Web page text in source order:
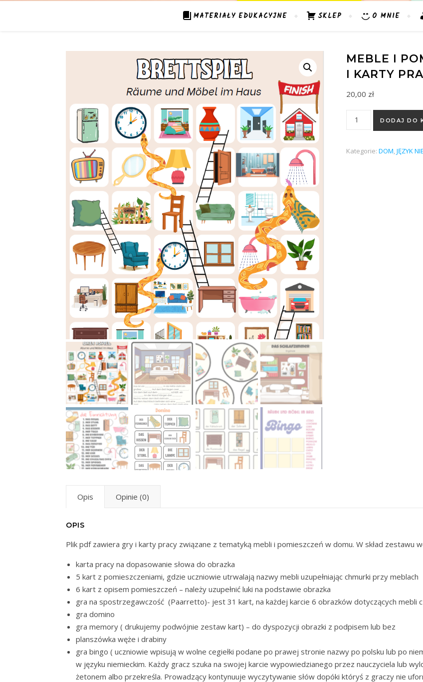
MATERIAŁY EDUKACYJNE SKLEP O MNIE
MEBLE I
I KARTY
20,00 zł
ilość Meble iDODAJ DO
Kategorie: DOM,JĘZYK
Opis Opinie (0)
OPIS
Plik pdf zawiera gry i karty pracy związane z tematyką mebli i pomieszczeń w domu. W skład zestawu
karta pracy na dopasowanie słowa do obrazka
5 kart z pomieszczeniami, gdzie uczniowie utrwalają nazwy mebli uzupełniając chmurki przy meblach
6 kart z opisem pomieszczeń – należy uzupełnić luki na podstawie obrazka
gra na spostrzegawczość (Paarretto)- jest 31 kart, na każdej karcie 6 obrazków dotyczących mebli
gra domino
gra memory ( drukujemy podwójnie zestaw kart) – do dyspozycji obrazki z podpisem lub bez
planszówka węże i drabiny
gra bingo ( uczniowie wpisują w wolne cegiełki podane po prawej stronie nazwy po polsku lub po
w języku niemieckim. Każdy gracz szuka na swojej karcie wypowiedzianego przez nauczyciela lub
żetonem albo przekreśla. Prowadzący kontynuuje wyczytywanie słów dopóki któryś z graczy nie